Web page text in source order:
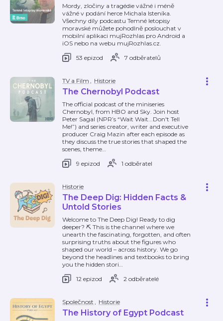
Mordy, zločiny a tragédie vážné i méně
vážné v podání herce Michala Isteníka.
Všechny díly podcastu Temné letopisy
moravské můžete pohodlně poslouchat v
mobilní aplikaci mujRozhlas pro Android a
iOS nebo na webu mujRozhlas.cz.
53 epizod
7 odběratelů
TV a Film , Historie
The Chernobyl Podcast
The official podcast of the miniseries
Chernobyl, from HBO and Sky. Join host
Peter Sagal (NPR’s “Wait Wait...Don't Tell
Me!”) and series creator, writer and executive
producer Craig Mazin after each episode as
they discuss the true stories that shaped the
scenes, theme…
9 epizod
1 odběratel
Historie
The Deep Dig: Hidden Facts &
Untold Stories
Welcome to The Deep Dig! Ready to dig
deeper? ⛏️ This is the channel where we
unearth the fascinating, forgotten, and often
surprising truths about the figures who
shaped our world – across history. We go
beyond the headlines and textbooks to bring
you the hidden stori…
12 epizod
2 odběratelé
Společnost , Historie
The History of Egypt Podcast